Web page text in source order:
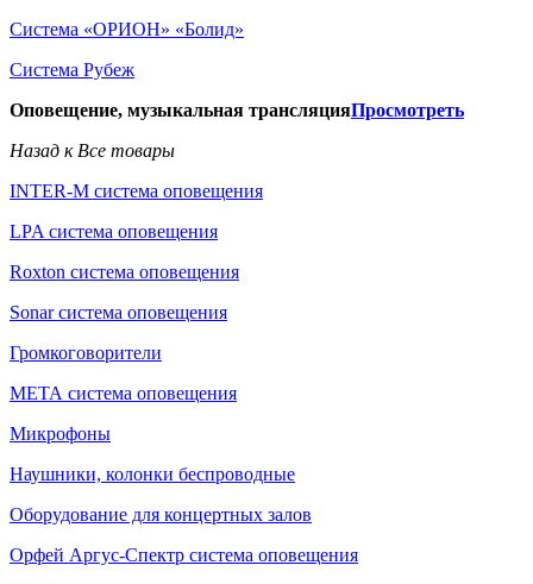
Система «ОРИОН» «Болид»
Система Рубеж
Оповещение, музыкальная трансляцияПросмотреть
Назад к Все товары
INTER-M система оповещения
LPA система оповещения
Roxton система оповещения
Sonar система оповещения
Громкоговорители
МЕТА система оповещения
Микрофоны
Наушники, колонки беспроводные
Оборудование для концертных залов
Орфей Аргус-Спектр система оповещения